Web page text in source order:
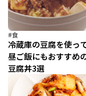
#食
冷蔵庫の豆腐を使っ
昼ご飯にもおすすめ
豆腐丼3選